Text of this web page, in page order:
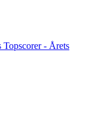
Topscorer - Årets